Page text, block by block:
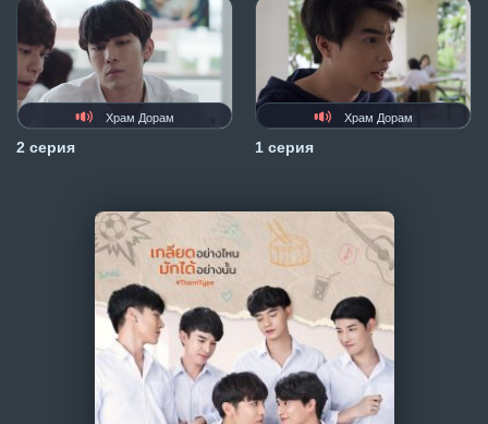
Храм Дорам
2 серия
Храм Дорам
1 серия